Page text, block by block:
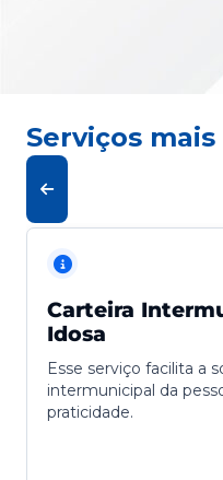
Serviços
Carteira
Idosa
Esse serviço facilita a
intermunicipal da
praticidade.